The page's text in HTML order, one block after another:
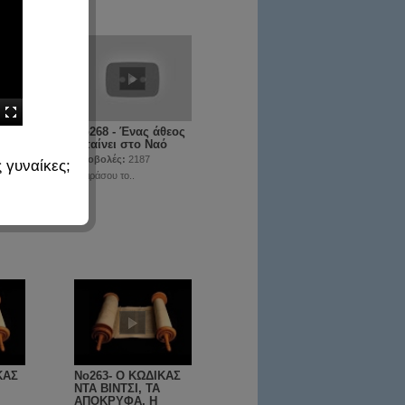
No268 - Ένας άθεος
μπαίνει στο Ναό
προβολές: 2187
Μοιράσου το..
No263- Ο ΚΩΔΙΚΑΣ
ΝΤΑ ΒΙΝΤΣΙ, ΤΑ
ΑΠΟΚΡΥΦΑ, Η